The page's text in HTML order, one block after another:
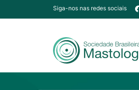
Siga-nos nas redes sociais